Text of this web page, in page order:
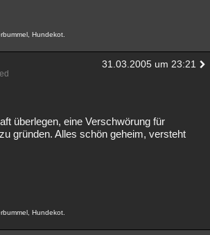
Hundekot.
31.03.2005 um 23:21
überlegen, eine Verschwörung für
gründen. Alles schön geheim, versteht
Hundekot.